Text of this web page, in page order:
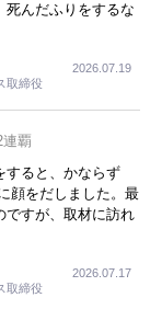
死んだふりをするな
の企画展はタイム
取締役
2026.07.19
覇
すると、かならず
顔をだしました。最
すが、取材に訪れ
が次々が飛び出しま
つあります。一つ
ービス業、接客業
つは1800円もする
取締役
2026.07.17